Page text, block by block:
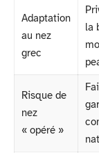
Adaptation
au nez
grec
la
Risque de
nez
« opéré »